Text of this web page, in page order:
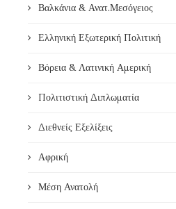
Βαλκάνια & Ανατ.Μεσόγειος
Ελληνική Εξωτερική Πολιτική
Βόρεια & Λατινική Αμερική
Πολιτιστική Διπλωματία
Διεθνείς Εξελίξεις
Αφρική
Μέση Ανατολή